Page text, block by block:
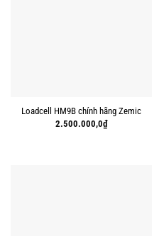
Loadcell HM9B chính hãng Zemic
2.500.000,0₫